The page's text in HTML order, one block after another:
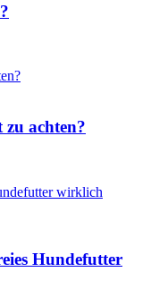
achten?
Hundefutter